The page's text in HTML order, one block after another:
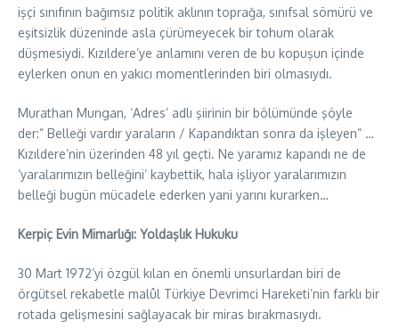
işçi sınıfının bağımsız politik aklının toprağa, sınıfsal sömürü ve
eşitsizlik düzeninde asla çürümeyecek bir tohum olarak
düşmesiydi. Kızıldere’ye anlamını veren de bu kopuşun içinde
eylerken onun en yakıcı momentlerinden biri olmasıydı.
Murathan Mungan, ‘Adres’ adlı şiirinin bir bölümünde şöyle
der:” Belleği vardır yaraların / Kapandıktan sonra da işleyen” …
Kızıldere’nin üzerinden 48 yıl geçti. Ne yaramız kapandı ne de
‘yaralarımızın belleğini’ kaybettik, hala işliyor yaralarımızın
belleği bugün mücadele ederken yani yarını kurarken…
Kerpiç Evin Mimarlığı: Yoldaşlık Hukuku
30 Mart 1972’yi özgül kılan en önemli unsurlardan biri de
örgütsel rekabetle malûl Türkiye Devrimci Hareketi’nin farklı bir
rotada gelişmesini sağlayacak bir miras bırakmasıydı.